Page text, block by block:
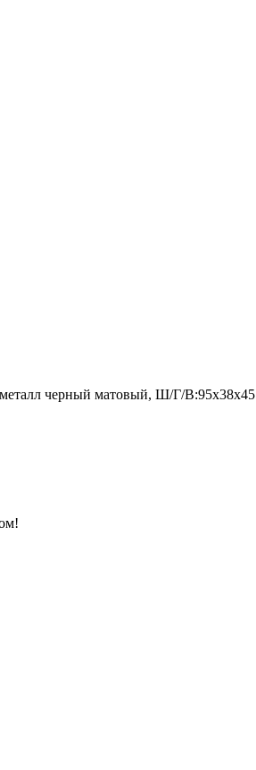
черный матовый, Ш/Г/В:95х38х45